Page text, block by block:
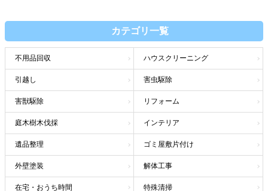
カテゴリ一覧
不用品回収 ハウスクリーニング
引越し 害虫駆除
害獣駆除 リフォーム
庭木樹木伐採 インテリア
遺品整理 ゴミ屋敷片付け
外壁塗装 解体工事
在宅・おうち時間 特殊清掃